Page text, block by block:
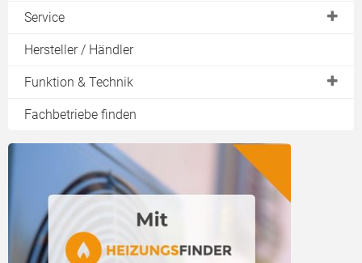
Kombispeicher
Wärmepumpe im Neubau
Wärmepumpe im Mehrfamilienhaus
Auslegung
Wartung
Kältemittel
Service
Preisvergleich Strom
Erfahrungen
Hersteller / Händler
Funktion & Technik
Bestandteile
Fachbetriebe finden